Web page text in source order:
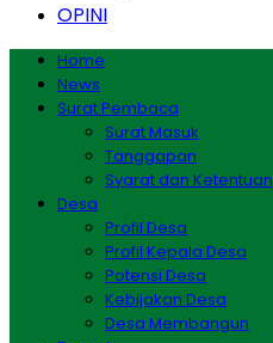
OPINI
Home
News
Surat Pembaca
Surat Masuk
Tanggapan
Syarat dan Ketentuan
Desa
Profil Desa
Profil Kepala Desa
Potensi Desa
Kebijakan Desa
Desa Membangun